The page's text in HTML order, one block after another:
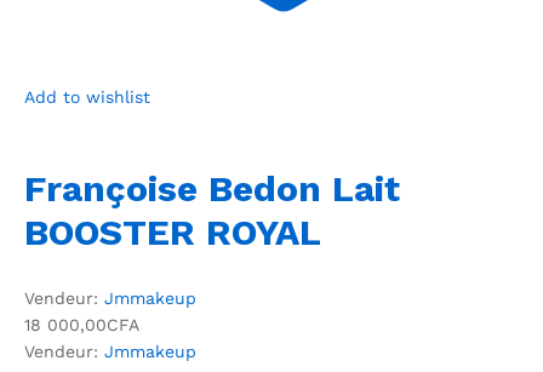
Add to wishlist
Françoise Bedon Lait
BOOSTER ROYAL
Vendeur: Jmmakeup
18 000,00CFA
Vendeur: Jmmakeup